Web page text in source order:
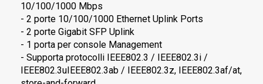
10/100/1000 Mbps
- 2 porte 10/100/1000 Ethernet Uplink Ports
- 2 porte Gigabit SFP Uplink
- 1 porta per console Management
- Supporta protocolli IEEE802.3 / IEEE802.3i /
IEEE802.3uIEEE802.3ab / IEEE802.3z, IEEE802.3af/at,